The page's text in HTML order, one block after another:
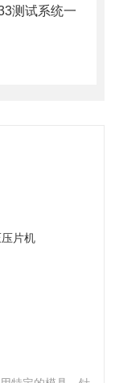
测试系统一